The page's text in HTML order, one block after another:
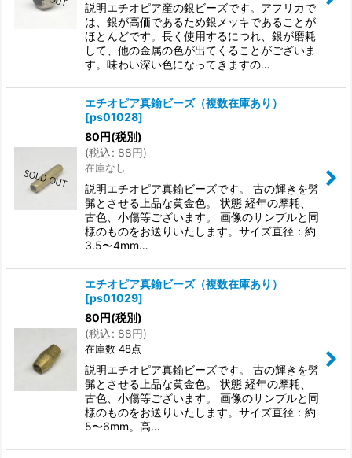
説明エチオピア産の銀ビーズです。アフリカで
は、銀が高価であるため銀メッキであることが
ほとんどです。長く使用するにつれ、銀が磨耗
して、他の金属の色が出てくることがございま
す。味わい深い色になってきますの…
エチオピア真鍮ビーズ（複数在庫あり）
[ps01028]
80円(税別)
(税込: 88円)
在庫なし
説明エチオピア真鍮ビーズです。 古の輝きを髣
髴とさせる上品な黄金色。 状態 経年の摩耗、
古色、小傷等ございます。 画像のサンプルと同
様のものをお送りいたします。サイズ直径：約
3.5〜4mm…
エチオピア真鍮ビーズ（複数在庫あり）
[ps01029]
80円(税別)
(税込: 88円)
在庫数 48点
説明エチオピア真鍮ビーズです。 古の輝きを髣
髴とさせる上品な黄金色。 状態 経年の摩耗、
古色、小傷等ございます。 画像のサンプルと同
様のものをお送りいたします。サイズ直径：約
5〜6mm。高…